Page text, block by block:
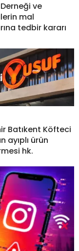
ve
mal
tedbir kararı
Batıkent Köfteci
ayıplı ürün
hk.